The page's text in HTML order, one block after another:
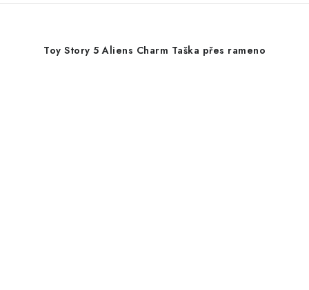
Toy Story 5 Aliens Charm Taška přes rameno